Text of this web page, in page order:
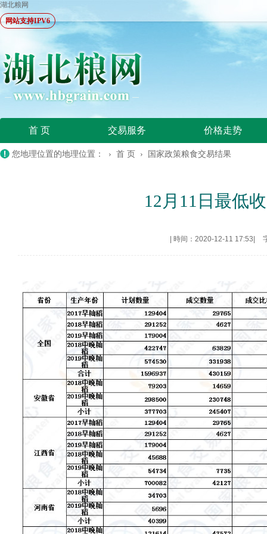
湖北粮网
网站支持IPV6
首 页 交易服务 价格走势
您地理位置的地理位置： › 首 页 › 国家政策粮食交易结果
12月11日最低
時间：2020-12-11 17:53